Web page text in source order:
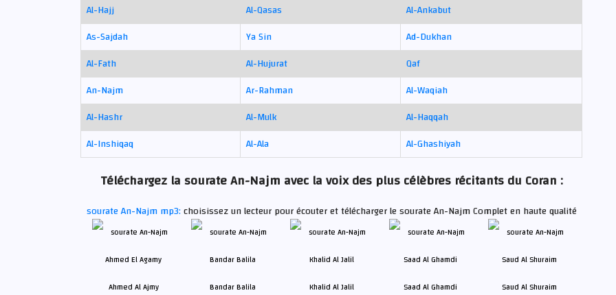
Al-Hajj
Al-Qasas
Al-Ankabut
As-Sajdah
Ya Sin
Ad-Dukhan
Al-Fath
Al-Hujurat
Qaf
An-Najm
Ar-Rahman
Al-Waqiah
Al-Hashr
Al-Mulk
Al-Haqqah
Al-Inshiqaq
Al-Ala Al-Ghashiyah
Téléchargez la sourate An-Najm avec la voix des plus célèbres récitants du Coran :
sourate An-Najm mp3:choisissez un lecteur pour écouter et télécharger le sourate An-Najm Complet en haute qualité
Ahmed Al Ajmy Bandar Balila Khalid Al Jalil Saad Al Ghamdi Saud Al Shuraim